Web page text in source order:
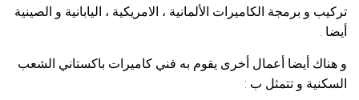
تركيب و برمجة الكاميرات الألمانية ، الامريكية ، اليابانية و الصينية
أيضا .
و هناك أيضا أعمال أخرى يقوم به فني كاميرات باكستاني الشعب
السكنية و تتمثل ب :